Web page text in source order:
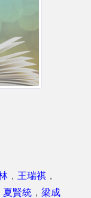
， 王瑞祺 ，
夏賢統 ， 梁成